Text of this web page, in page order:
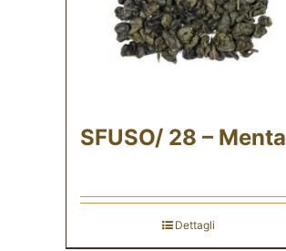
SFUSO/ 28 – Menta
Dettagli